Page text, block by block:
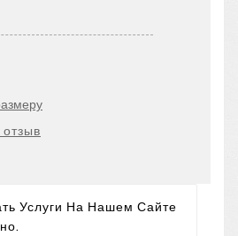
Услуги На Нашем Сайте